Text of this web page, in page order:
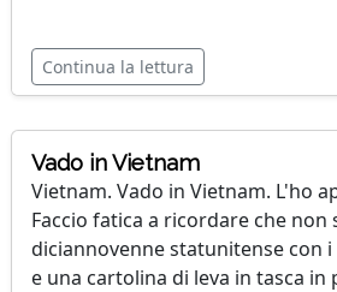
Continua la lettura
Vado in Vietnam
Vietnam. Vado in Vietnam. L'ho
Faccio fatica a ricordare che non
diciannovenne statunitense con i
e una cartolina di leva in tasca in